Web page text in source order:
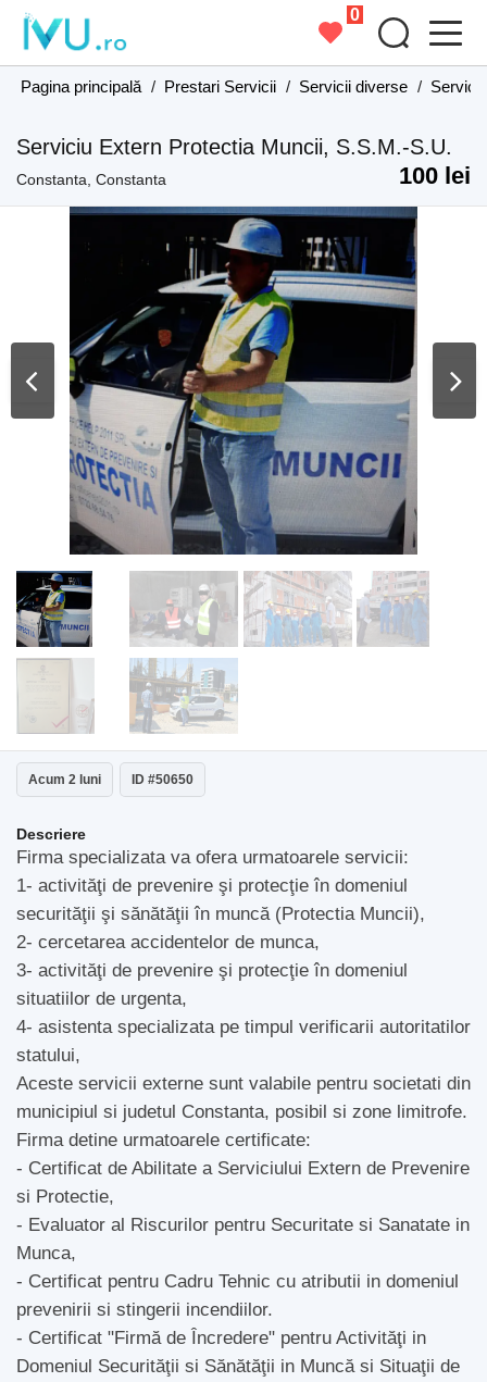
0
Pagina principală / Prestari Servicii / Servicii diverse / Servicii
Serviciu Extern Protectia Muncii, S.S.M.-S.U.
Constanta, Constanta 100 lei
Acum 2 luni ID #50650
Descriere
Firma specializata va ofera urmatoarele servicii:
1- activităţi de prevenire şi protecţie în domeniul
securităţii şi sănătăţii în muncă (Protectia Muncii),
2- cercetarea accidentelor de munca,
3- activităţi de prevenire şi protecţie în domeniul
situatiilor de urgenta,
4- asistenta specializata pe timpul verificarii autoritatilor
statului,
Aceste servicii externe sunt valabile pentru societati din
municipiul si judetul Constanta, posibil si zone limitrofe.
Firma detine urmatoarele certificate:
- Certificat de Abilitate a Serviciului Extern de Prevenire
si Protectie,
- Evaluator al Riscurilor pentru Securitate si Sanatate in
Munca,
- Certificat pentru Cadru Tehnic cu atributii in domeniul
prevenirii si stingerii incendiilor.
- Certificat "Firmă de Încredere" pentru Activităţi in
Domeniul Securităţii si Sănătăţii in Muncă si Situaţii de